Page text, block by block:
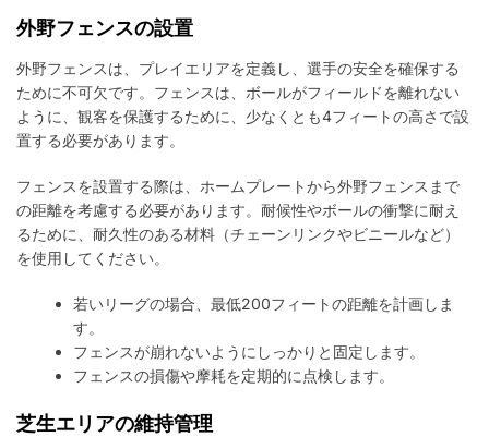
外野フェンスの設置
外野フェンスは、プレイエリアを定義し、選手の安全を確保する
ために不可欠です。フェンスは、ボールがフィールドを離れない
ように、観客を保護するために、少なくとも4フィートの高さで設
置する必要があります。
フェンスを設置する際は、ホームプレートから外野フェンスまで
の距離を考慮する必要があります。耐候性やボールの衝撃に耐え
るために、耐久性のある材料（チェーンリンクやビニールなど）
を使用してください。
若いリーグの場合、最低200フィートの距離を計画しま
す。
フェンスが崩れないようにしっかりと固定します。
フェンスの損傷や摩耗を定期的に点検します。
芝生エリアの維持管理